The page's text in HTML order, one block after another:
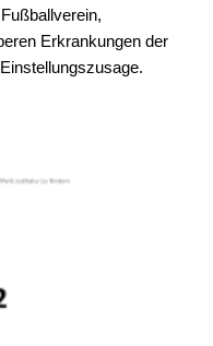
Erkrankungen der